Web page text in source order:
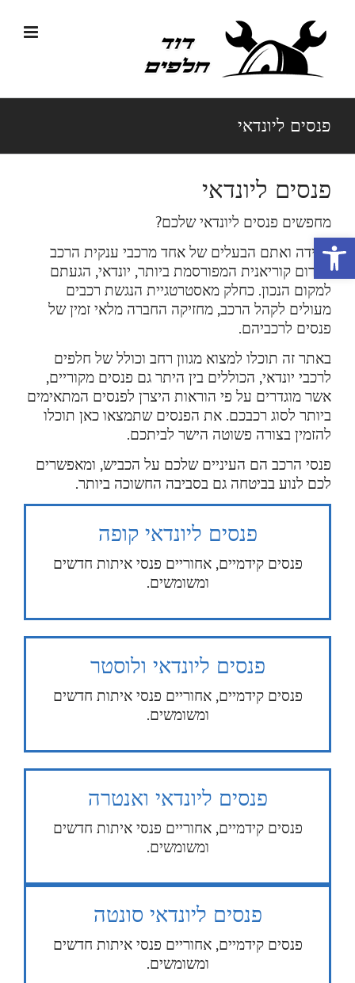
פתח סרגל נגישות
לתוכן
פנסים ליונדאי
פנסים ליונדאי
מחפשים פנסים ליונדאי שלכם?
במידה ואתם הבעלים של אחד מרכבי ענקית הרכב
הדרום קוריאנית המפורסמת ביותר, יונדאי, הגעתם
למקום הנכון. כחלק מאסטרטגיית הנגשת רכבים
מעולים לקהל הרכב, מחזיקה החברה מלאי זמין של
פנסים לרכביהם.
באתר זה תוכלו למצוא מגוון רחב וכולל של חלפים
לרכבי יונדאי, הכוללים בין היתר גם פנסים מקוריים,
אשר מוגדרים על פי הוראות היצרן לפנסים המתאימים
ביותר לסוג רכבכם. את הפנסים שתמצאו כאן תוכלו
להזמין בצורה פשוטה הישר לביתכם.
פנסי הרכב הם העיניים שלכם על הכביש, ומאפשרים
לכם לנוע בביטחה גם בסביבה החשוכה ביותר.
פנסים ליונדאי קופה
פנסים קידמיים, אחוריים פנסי איתות חדשים
ומשומשים.
פנסים ליונדאי ולוסטר
פנסים קידמיים, אחוריים פנסי איתות חדשים
ומשומשים.
פנסים ליונדאי ואנטרה
פנסים קידמיים, אחוריים פנסי איתות חדשים
ומשומשים.
פנסים ליונדאי סונטה
פנסים קידמיים, אחוריים פנסי איתות חדשים
ומשומשים.